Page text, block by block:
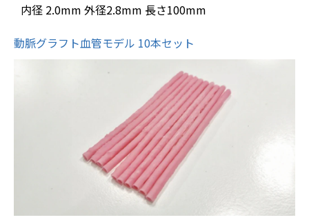
内径 2.0mm 外径2.8mm 長さ100mm
動脈グラフト血管モデル 10本セット